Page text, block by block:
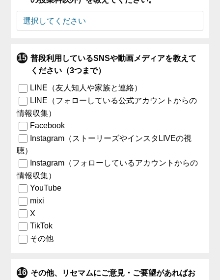
普段利用しているSNSや動画メディアを教えて
ください（3つまで）
LINE（友人知人や家族と連絡）
LINE（フォローしている公式アカウントからの
情報収集）
Facebook
Instagram（ストーリーズやインスタLIVEの視
聴）
Instagram（フォローしているアカウントからの
情報収集）
YouTube
mixi
X
TikTok
その他
その他、リセマムにご意見・ご要望があればお